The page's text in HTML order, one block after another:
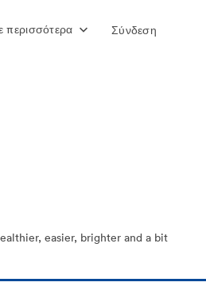
περισσότερα Σύνδεση
easier, brighter and a bit